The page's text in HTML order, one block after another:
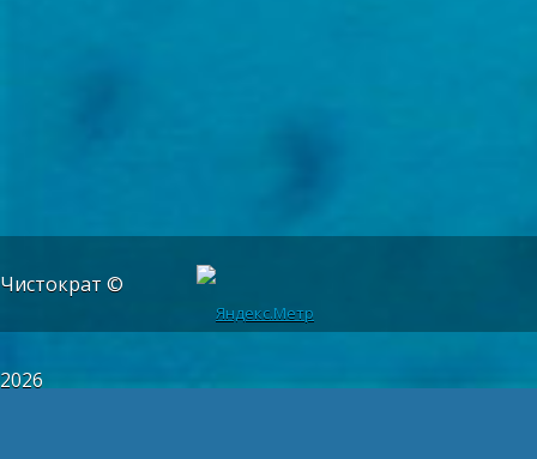
Чистократ ©
2026